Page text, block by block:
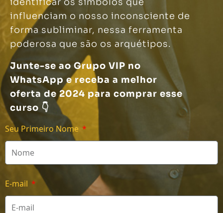
influenciam o nosso inconsciente de
forma subliminar, nessa ferramenta
poderosa que são os arquétipos.
Junte-se ao Grupo VIP no
WhatsApp e receba a melhor
oferta de 2024 para comprar esse
curso 👇
Seu Primeiro Nome
E-mail